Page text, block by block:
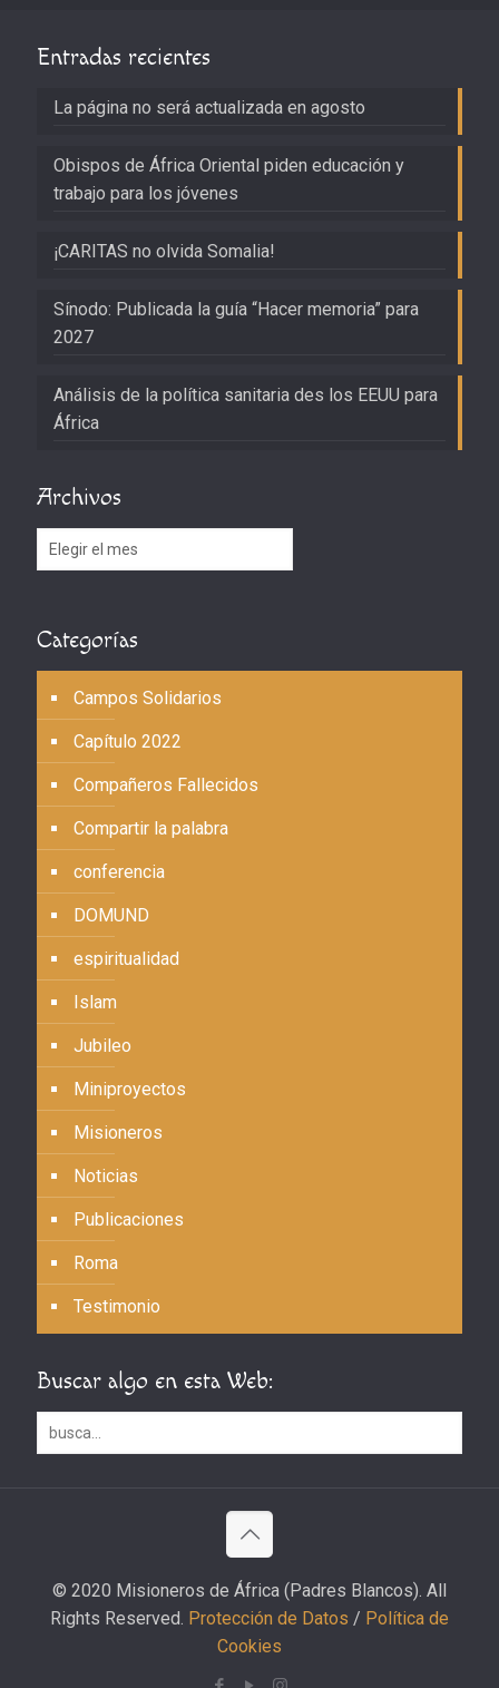
Entradas recientes
La página no será actualizada en agosto
Obispos de África Oriental piden educación y
trabajo para los jóvenes
¡CARITAS no olvida Somalia!
Sínodo: Publicada la guía “Hacer memoria” para
2027
Análisis de la política sanitaria des los EEUU para
África
Archivos
Archivos
Categorías
Campos Solidarios
Capítulo 2022
Compañeros Fallecidos
Compartir la palabra
conferencia
DOMUND
espiritualidad
Islam
Jubileo
Miniproyectos
Misioneros
Noticias
Publicaciones
Roma
Testimonio
Buscar algo en esta Web:
© 2020 Misioneros de África (Padres Blancos). All
Rights Reserved. Protección de Datos / Política de
Cookies